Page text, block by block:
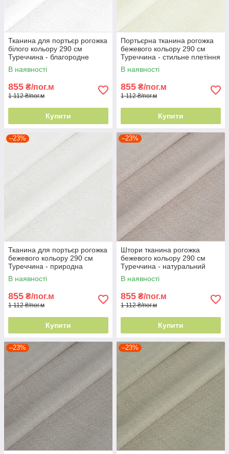
Тканина для портьєр рогожка
білого кольору 290 см
Туреччина - благородне
плетіння
В наявності
855 ₴/пог.м
1 112 ₴/пог.м
Купити
Портьєрна тканина рогожка
бежевого кольору 290 см
Туреччина - стильне плетіння
ниток
В наявності
855 ₴/пог.м
1 112 ₴/пог.м
Купити
–23%
Тканина для портьєр рогожка
бежевого кольору 290 см
Туреччина - природна
текстура
В наявності
855 ₴/пог.м
1 112 ₴/пог.м
Купити
–23%
Штори тканина рогожка
бежевого кольору 290 см
Туреччина - натуральний
ефект
В наявності
855 ₴/пог.м
1 112 ₴/пог.м
Купити
–23% –23%